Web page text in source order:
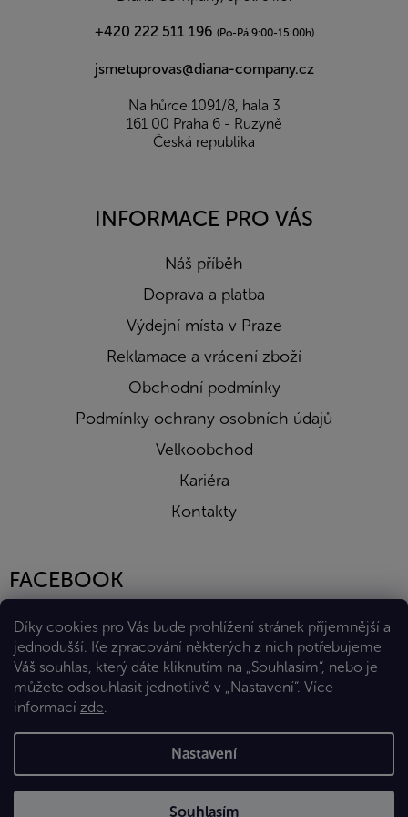
Díky cookies pro Vás bude prohlížení stránek příjemnější a
jednodušší. Ke zpracování některých z nich potřebujeme
Váš souhlas, který dáte kliknutím na „Souhlasím“, nebo je
můžete odsouhlasit jednotlivě v „Nastavení“. Více
informací zde.
Nastavení
Souhlasím
+420 222 511 196 (Po-Pá 9:00-15:00h)
jsmetuprovas@diana-company.cz
Na hůrce 1091/8, hala 3
161 00 Praha 6 - Ruzyně
Česká republika
INFORMACE PRO VÁS
Náš příběh
Doprava a platba
Výdejní místa v Praze
Reklamace a vrácení zboží
Obchodní podmínky
Podmínky ochrany osobních údajů
Velkoobchod
Kariéra
Kontakty
FACEBOOK
Vytvořil Shoptet Premium
Copyright 2026Eshop Diana Company, spol. s r.o.. Všechna
práva vyhrazena.